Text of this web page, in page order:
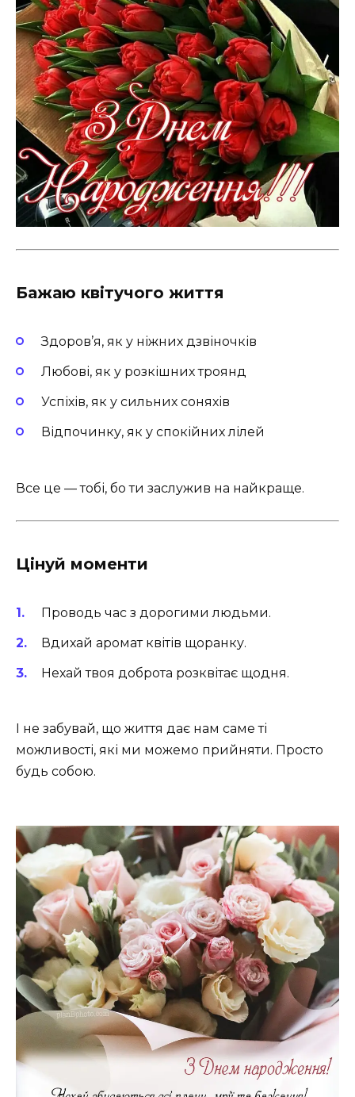
Бажаю квітучого життя
Здоров’я, як у ніжних дзвіночків
Любові, як у розкішних троянд
Успіхів, як у сильних соняхів
Відпочинку, як у спокійних лілей
Все це — тобі, бо ти заслужив на найкраще.
Цінуй моменти
Проводь час з дорогими людьми.
Вдихай аромат квітів щоранку.
Нехай твоя доброта розквітає щодня.
І не забувай, що життя дає нам саме ті
можливості, які ми можемо прийняти. Просто
будь собою.